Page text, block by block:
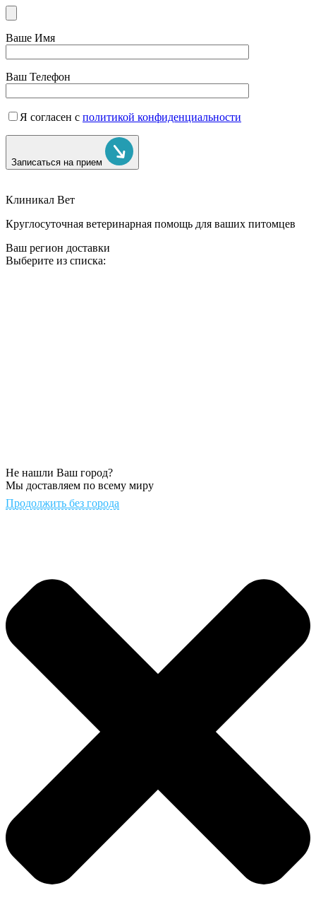
Ваше Имя
Ваш Телефон
Я согласен с политикой конфиденциальности
Записаться на прием
Клиникал Вет
Круглосуточная ветеринарная помощь для ваших питомцев
Ваш регион доставки
Выберите из списка:
Не нашли Ваш город?
Мы доставляем по всему миру
Продолжить без города